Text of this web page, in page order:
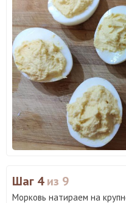
Шаг 4из 9
Морковь натираем на